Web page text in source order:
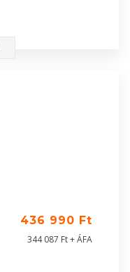
436 990 Ft
344 087 Ft + ÁFA